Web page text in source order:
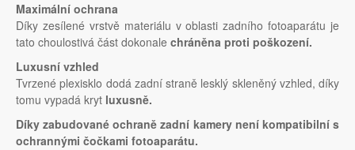
Maximální ochrana
Díky zesílené vrstvě materiálu v oblasti zadního fotoaparátu je
tato choulostivá část dokonale chráněna proti poškození.
Luxusní vzhled
Tvrzené plexisklo dodá zadní straně lesklý skleněný vzhled, díky
tomu vypadá kryt luxusně.
Díky zabudované ochraně zadní kamery není kompatibilní s
ochrannými čočkami fotoaparátu.